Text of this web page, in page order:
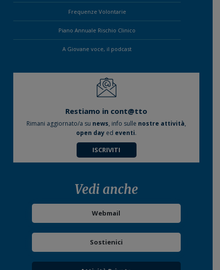
Frequenze Volontarie
Piano Annuale Rischio Clinico
A Giovane voce, il podcast
Restiamo in cont@tto
Rimani aggiornato/a su news, info sulle nostre attività,
open day ed eventi.
ISCRIVITI
Vedi anche
Webmail
Sostienici